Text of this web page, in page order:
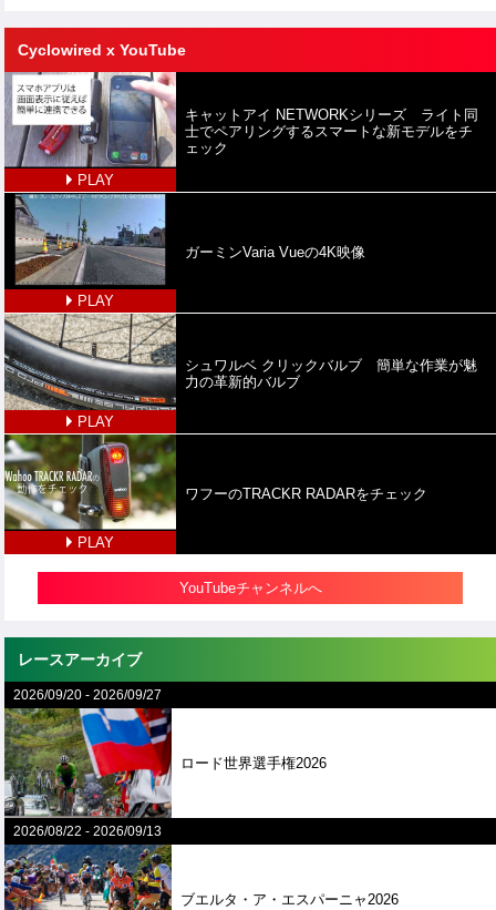
Cyclowired x YouTube
PLAY
キャットアイ NETWORKシリーズ ライト同
士でペアリングするスマートな新モデルをチ
ェック
PLAY
ガーミンVaria Vueの4K映像
PLAY
シュワルベ クリックバルブ 簡単な作業が魅
力の革新的バルブ
PLAY
ワフーのTRACKR RADARをチェック
YouTubeチャンネルへ
レースアーカイブ
2026/09/20 -2026/09/27
ロード世界選手権2026
2026/08/22 -2026/09/13
ブエルタ・ア・エスパーニャ2026